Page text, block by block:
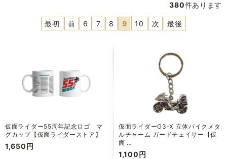
380件あります
最初 前 6 7 8 9 10 次 最後
仮面ライダー55周年記念ロゴ マ
グカップ【仮面ライダーストア】
1,650円
仮面ライダーG3-X 立体バイクメタ
ルチャーム ガードチェイサー【仮
面 …
1,100円